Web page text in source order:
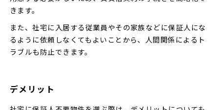
きます。
また、社宅に入居する従業員やその家族などに保証人にな
るように依頼しなくてもよいことから、人間関係によるト
ラブルも防止できます。
デメリット